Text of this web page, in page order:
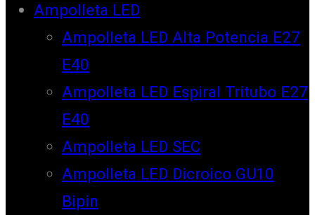
Ampolleta LED
Ampolleta LED Alta Potencia E27
E40
Ampolleta LED Espiral Tritubo E27
E40
Ampolleta LED SEC
Ampolleta LED Dicroico GU10
Bipin